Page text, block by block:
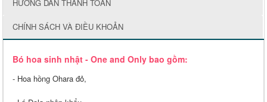
HƯỚNG DẪN THANH TOÁN
CHÍNH SÁCH VÀ ĐIỀU KHOẢN
Bó hoa sinh nhật - One and Only bao gồm:
- Hoa hồng Ohara đỏ,